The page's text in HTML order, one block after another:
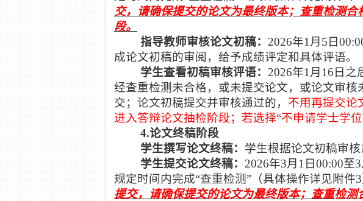
交，请确保提交的论文为最终版本；查重检测
段。
指导教师审核论文初稿： 2026年1 月 5 日
成论文初稿的审阅，给予成绩评定和具体评语。
学生查看初稿审核评语： 2026年1 月 16 日之
经查重检测未合格，或未提交论文，或论文审
交；论文初稿提交并审核通过的， 不用再提交论
进入答辩论文抽检阶段；若选择“不申请学士学
4.论文终稿阶段
学生撰写论文终稿： 学生根据论文初稿审核
学生提交论文终稿： 2026年3月 1 日 00:00至3
规定时间内完成“查重检测”（具体操作详见附件3
提交，请确保提交的论文为最终版本；查重检